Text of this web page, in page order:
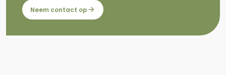
Neem contact op